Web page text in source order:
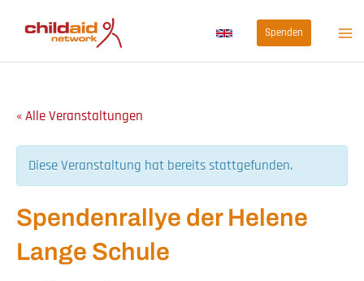
Inhalt
springen
Spenden
« Alle Veranstaltungen
Diese Veranstaltung hat bereits stattgefunden.
Spendenrallye der Helene
Lange Schule